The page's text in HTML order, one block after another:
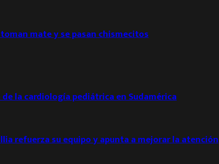
mate y se pasan chismecitos
la cardiología pediátrica en Sudamérica
refuerza su equipo y apunta a mejorar la atención